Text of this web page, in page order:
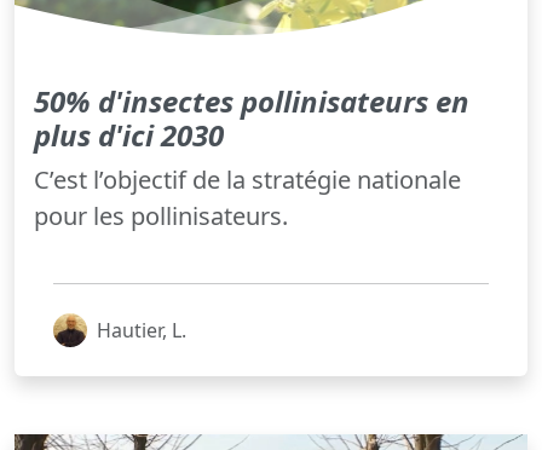
50% d'insectes pollinisateurs en
plus d'ici 2030
C’est l’objectif de la stratégie nationale
pour les pollinisateurs.
Hautier, L.